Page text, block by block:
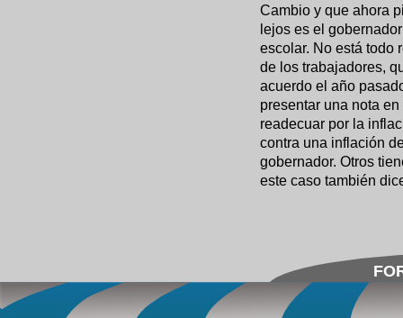
Cambio y que ahora
lejos es el
escolar. No está todo
de los trabajadores,
acuerdo el año
presentar una nota
readecuar por la
contra una inflación
gobernador. Otros
este caso también